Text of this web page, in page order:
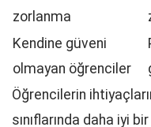
zorlanma
Kendine güveni
olmayan öğrenciler
Öğrencilerin
sınıflarında daha iyi